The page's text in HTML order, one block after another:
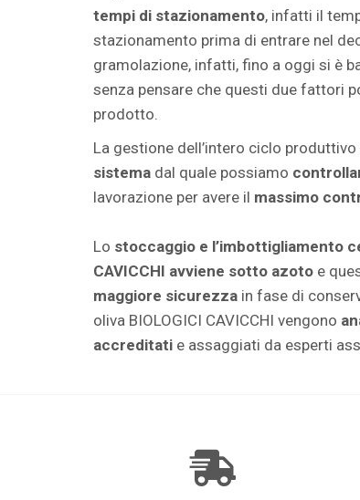
tempi di stazionamento, infatti il
stazionamento prima di entrare nel
gramolazione, infatti, fino a oggi si è
senza pensare che questi due fattori
prodotto.
La gestione dell’intero ciclo
sistema dal quale possiamo
lavorazione per avere il massimo
Lo stoccaggio e l’imbottigliamento
CAVICCHI avviene sotto azoto e
maggiore sicurezza in fase di
oliva BIOLOGICI CAVICCHI vengono
accreditati e assaggiati da esperti